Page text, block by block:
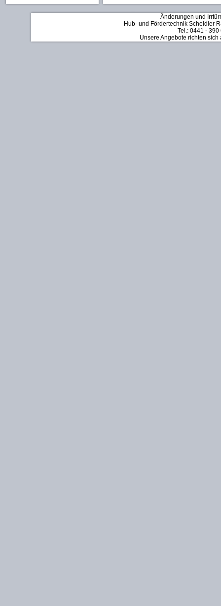
Änderungen und
Hub- und Fördertechnik Scheidler
Tel.: 0441 -
Unsere Angebote richten